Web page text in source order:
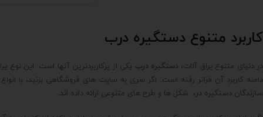
کاربرد متنوع دستگیره درب
در دنیای متنوع یراق آلات، دستگیره درب یکی از پرکاربردترین آنها است. این
دامنه کاربرد آن فراتر رفته است. اگر سری به سایت های فروشگاهی بزنید، با
سازندگان دستگیره در، شکل ها و طرح های متنوعی ارائه داده اند.